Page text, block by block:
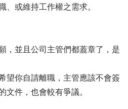
、或維持工作權之需求。
，並且公司主管們都蓋章了，是
望你自請離職，主管應該不會簽
文件，也會較有爭議。